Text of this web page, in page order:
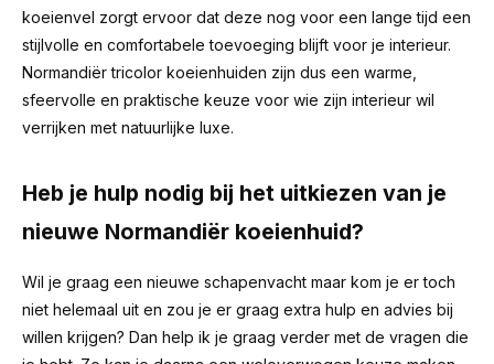
koeienvel zorgt ervoor dat deze nog voor een lange tijd een
stijlvolle en comfortabele toevoeging blijft voor je interieur.
Normandiër tricolor koeienhuiden zijn dus een warme,
sfeervolle en praktische keuze voor wie zijn interieur wil
verrijken met natuurlijke luxe.
Heb je hulp nodig bij het uitkiezen van je
nieuwe Normandiër koeienhuid?
Wil je graag een nieuwe schapenvacht maar kom je er toch
niet helemaal uit en zou je er graag extra hulp en advies bij
willen krijgen? Dan help ik je graag verder met de vragen die